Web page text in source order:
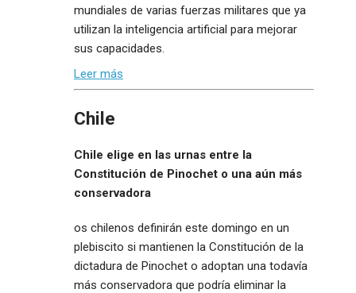
mundiales de varias fuerzas militares que ya
utilizan la inteligencia artificial para mejorar
sus capacidades.
Leer más
Chile
Chile elige en las urnas entre la
Constitución de Pinochet o una aún más
conservadora
os chilenos definirán este domingo en un
plebiscito si mantienen la Constitución de la
dictadura de Pinochet o adoptan una todavía
más conservadora que podría eliminar la